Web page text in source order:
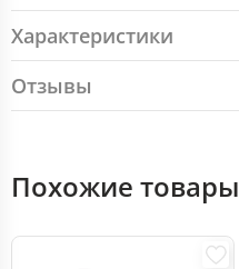
Характеристики
Отзывы
Похожие товары